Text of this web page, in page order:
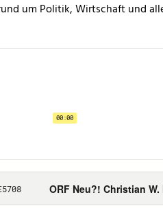
um Politik, Wirtschaft und